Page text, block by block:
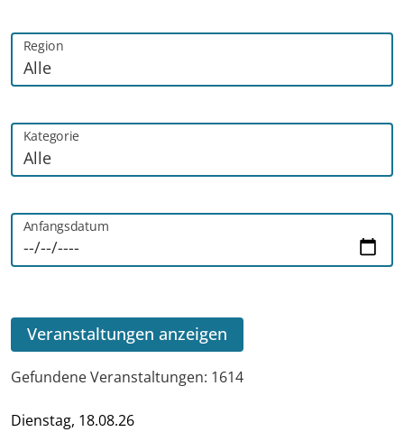
Region
Kategorie
Anfangsdatum
Veranstaltungen anzeigen
Gefundene Veranstaltungen: 1614
Dienstag, 18.08.26